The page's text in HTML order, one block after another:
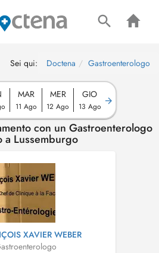
Sei qui: Doctena Gastroenterologo
MAR
11 Ago
MER
12 Ago
GIO
13 Ago
con un Gastroenterologo
a Lussemburgo
XAVIER WEBER